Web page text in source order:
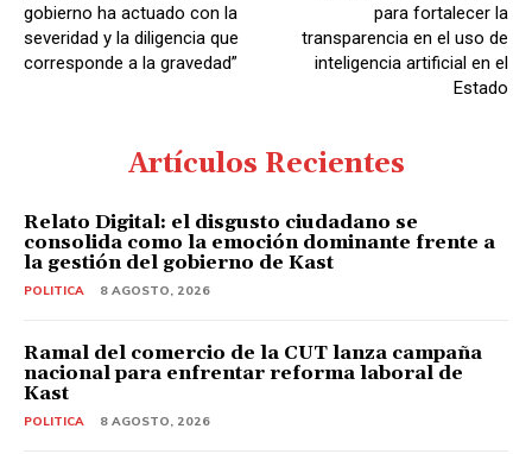
d
e
A
gobierno ha actuado con la
severidad y la diligencia que
corresponde a la gravedad”
para fortalecer la
transparencia en el uso de
inteligencia artificial en el
Estado
Artículos Recientes
Relato Digital: el disgusto ciudadano se
consolida como la emoción dominante frente a
la gestión del gobierno de Kast
POLITICA 8 AGOSTO, 2026
Ramal del comercio de la CUT lanza campaña
nacional para enfrentar reforma laboral de
Kast
POLITICA 8 AGOSTO, 2026